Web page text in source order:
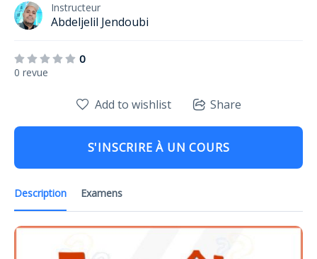
Instructeur
Abdeljelil Jendoubi
0
0 revue
Description Examens
Add to wishlist Share
S'INSCRIRE À UN COURS